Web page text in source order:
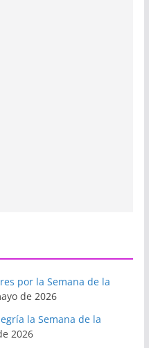
por la Semana de la
de 2026
la Semana de la
2026